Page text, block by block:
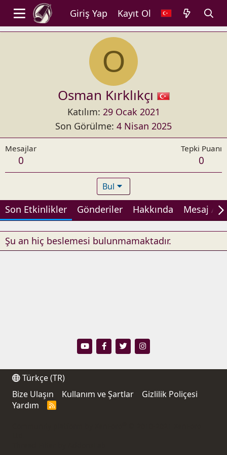
Giriş Yap Kayıt Ol
O
Osman Kırklıkçı
Katılım 29 Ocak 2021
Son Görülme 4 Nisan 2025
Mesajlar
0
Tepki Puanı
0
Bul
Son Etkinlikler Gönderiler Hakkında Mesaj
Şu an hiç beslemesi bulunmamaktadır.
Türkçe (TR)
Bize Ulaşın
Kullanım ve Şartlar
Gizlilik Poliçesi
Yardım
R